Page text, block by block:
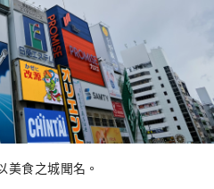
美食之城聞名。